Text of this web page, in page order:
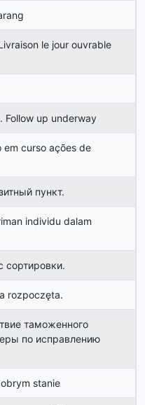
le jour ouvrable
Follow up underway
em curso ações de
пункт.
individu dalam
сортировки.
rozpoczęta.
таможенного
по исправлению
stanie